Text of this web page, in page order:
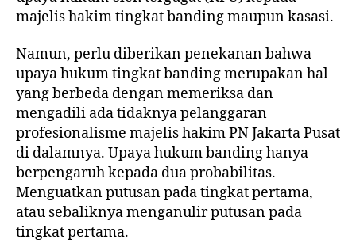
majelis hakim tingkat banding maupun kasasi.
Namun, perlu diberikan penekanan bahwa
upaya hukum tingkat banding merupakan hal
yang berbeda dengan memeriksa dan
mengadili ada tidaknya pelanggaran
profesionalisme majelis hakim PN Jakarta Pusat
di dalamnya. Upaya hukum banding hanya
berpengaruh kepada dua probabilitas.
Menguatkan putusan pada tingkat pertama,
atau sebaliknya menganulir putusan pada
tingkat pertama.